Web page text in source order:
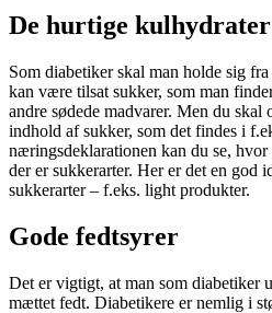
De hurtige kulhydrater
Som diabetiker skal man holde sig
kan være tilsat sukker, som man
andre sødede madvarer. Men du skal
indhold af sukker, som det findes i
næringsdeklarationen kan du se,
der er sukkerarter. Her er det en god
sukkerarter – f.eks. light produkter.
Gode fedtsyrer
Det er vigtigt, at man som diabetiker
mættet fedt. Diabetikere er nemlig i